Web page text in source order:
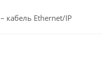
кабель Ethernet/IP